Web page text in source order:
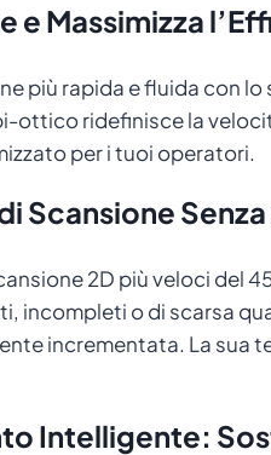
e Massimizza
più rapida e fluida con
ridefinisce la
per i tuoi operatori.
Scansione
2D più veloci del
incompleti o di scarsa
incrementata. La sua
Intelligente: